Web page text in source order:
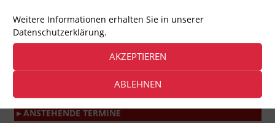
Weitere Informationen erhalten Sie in unserer
Datenschutzerklärung.
AKZEPTIEREN
ABLEHNEN
▸ ANSTEHENDE TERMINE